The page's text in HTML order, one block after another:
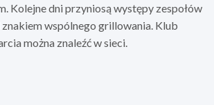
Kolejne dni przyniosą występy zespołów
znakiem wspólnego grillowania. Klub
można znaleźć w sieci.